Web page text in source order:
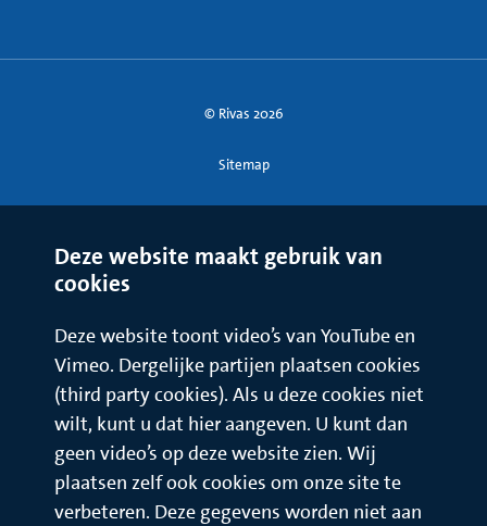
© Rivas 2026
Sitemap
Deze website maakt gebruik van
cookies
Deze website toont video’s van YouTube en
Vimeo. Dergelijke partijen plaatsen cookies
(third party cookies). Als u deze cookies niet
wilt, kunt u dat hier aangeven. U kunt dan
geen video’s op deze website zien. Wij
plaatsen zelf ook cookies om onze site te
verbeteren. Deze gegevens worden niet aan